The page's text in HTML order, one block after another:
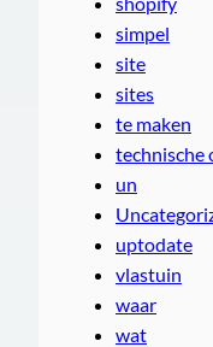
simpel
site
sites
te maken
technische
un
uptodate
vlastuin
waar
wat